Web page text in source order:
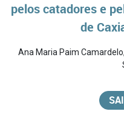
pelos catadores e
de
Ana Maria Paim Camardelo,